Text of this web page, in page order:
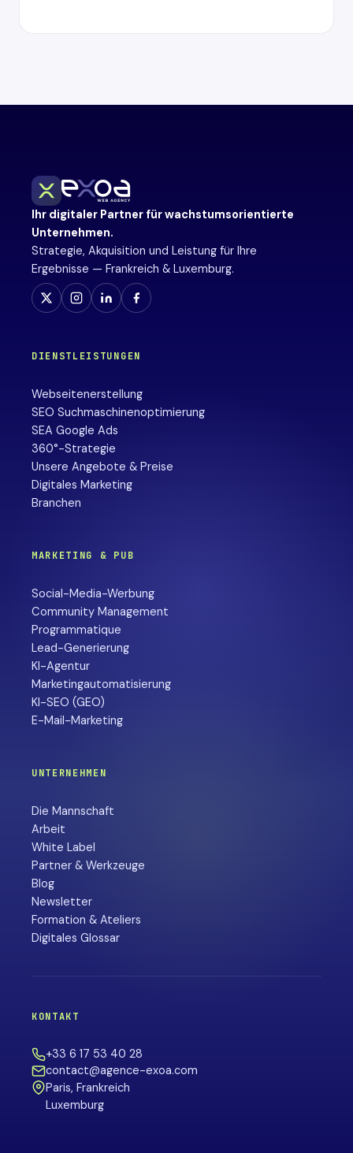
Ihr digitaler Partner für wachstumsorientierte
Unternehmen.
Strategie, Akquisition und Leistung für Ihre
Ergebnisse — Frankreich & Luxemburg.
DIENSTLEISTUNGEN
Webseitenerstellung
SEO Suchmaschinenoptimierung
SEA Google Ads
360°-Strategie
Unsere Angebote & Preise
Digitales Marketing
Branchen
MARKETING & PUB
Social-Media-Werbung
Community Management
Programmatique
Lead-Generierung
KI-Agentur
Marketingautomatisierung
KI-SEO (GEO)
E-Mail-Marketing
UNTERNEHMEN
Die Mannschaft
Arbeit
White Label
Partner & Werkzeuge
Blog
Newsletter
Formation & Ateliers
Digitales Glossar
KONTAKT
+33 6 17 53 40 28
contact@agence-exoa.com
Paris, Frankreich
Luxemburg